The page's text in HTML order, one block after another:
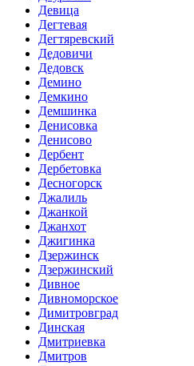
Девица
Дегтевая
Дегтяревский
Дедовичи
Дедовск
Демино
Демкино
Демшинка
Денисовка
Денисово
Дербент
Дербетовка
Десногорск
Джалиль
Джанкой
Джанхот
Джигинка
Дзержинск
Дзержинский
Дивное
Дивноморское
Димитровград
Динская
Дмитриевка
Дмитров